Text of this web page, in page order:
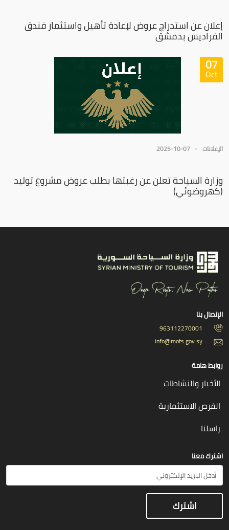
إعلان عن استدراج عروض لإعادة تأهيل واستثمار فندق
الفراديس بدمشق
07
Oct
الإعلانات 2025-10-07
وزارة السياحة تعلن عن رغبتها بطلب عروض مشروع توليد
(كهروضوئي)
الإتصال بنا
963112270001
info@mots.gov.sy
روابط هامة
الأخبار والنشاطات
الفرص الاستثمارية
راسلنا
اشترك معنا